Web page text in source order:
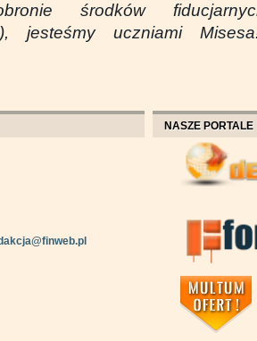
środków
jesteśmy uczniami
NASZE PORTALE